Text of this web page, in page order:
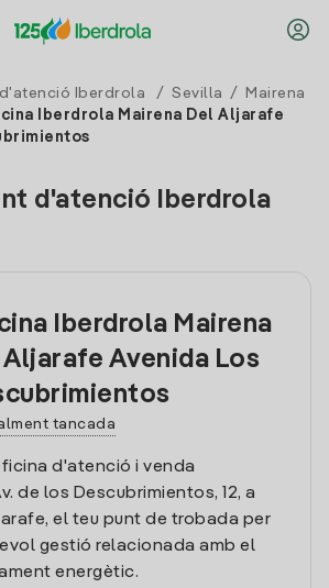
Iberdrola / Sevilla /
Mairena
Iberdrola Mairena Del Aljarafe
d'atenció Iberdrola
Iberdrola Mairena
Aljarafe Avenida Los
tancada
d'atenció i venda
de los Descubrimientos, 12, a
el teu punt de trobada per
gestió relacionada amb el
energètic.